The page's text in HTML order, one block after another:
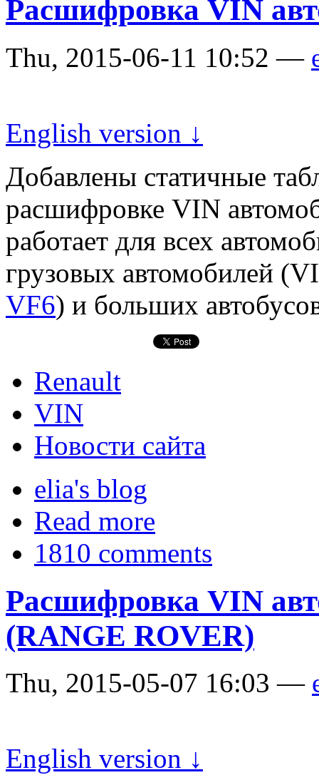
Расшифровка VIN
Thu, 2015-06-11 10:52 —
English version ↓
Добавлены статичные
расшифровке VIN
работает для всех
грузовых автомобилей
VF6) и больших
Renault
VIN
Новости сайта
elia's blog
Read more
1810 comments
Расшифровка VIN
(RANGE ROVER)
Thu, 2015-05-07 16:03 —
English version ↓